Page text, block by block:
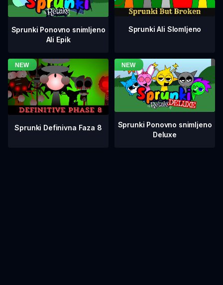
Sprunki Ponovno snimljeno
Ali Epik
Sprunki Ali Slomljeno
Sprunki Definivna Faza 8
Sprunki Ponovno snimljeno
Deluxe